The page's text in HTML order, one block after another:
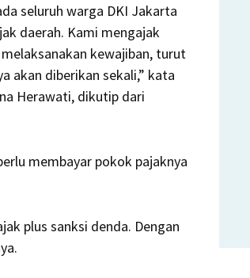
seluruh warga DKI Jakarta
daerah. Kami mengajak
kewajiban, turut
akan diberikan sekali,” kata
Herawati, dikutip dari
membayar pokok pajaknya
plus sanksi denda. Dengan